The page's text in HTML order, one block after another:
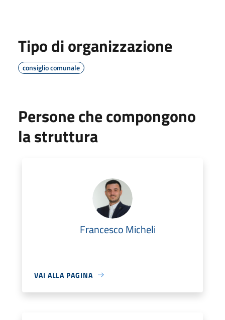
Tipo di organizzazione
consiglio comunale
Persone che compongono
la struttura
Francesco Micheli
VAI ALLA PAGINA